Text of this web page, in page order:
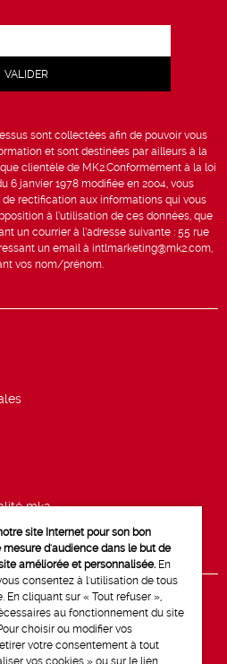
sont collectées afin de pouvoir vous
et sont destinées par ailleurs à la
clientèle de MK2.Conformément à la loi
6 janvier 1978 modifiée en 2004, vous
de rectification aux informations qui vous
à l’utilisation de ces données, que
un courrier à l’adresse suivante : 55 rue
un email à intlmarketing@mk2.com,
vos nom/prénom.
mk2
site Internet pour son bon
d'audience dans le but de
améliorée et personnalisée. En
consentez à l'utilisation de tous
En cliquant sur « Tout refuser »,
au fonctionnement du site
choisir ou modifier vos
votre consentement à tout
vos cookies » ou sur le lien